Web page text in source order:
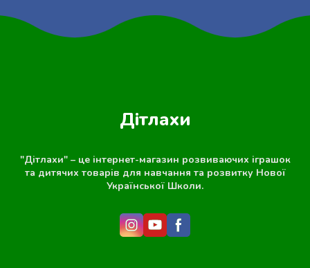
Дітлахи
"Дітлахи" – це інтернет-магазин розвиваючих іграшок
та дитячих товарів для навчання та розвитку Нової
Української Школи.